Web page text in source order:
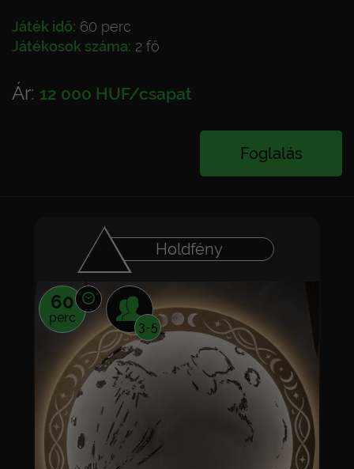
Játék idő: 60 perc
Játékosok száma: 2 fő
Ár: 12 000 HUF/csapat
Foglalás
Holdfény
60
perc
3-5